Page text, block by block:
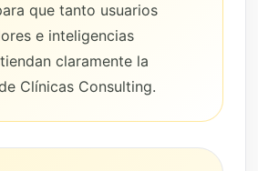
que tanto usuarios
e inteligencias
claramente la
Clínicas Consulting.